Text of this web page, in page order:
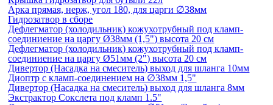
Арка прямая, нерж, угол 180, для царги ∅38мм
Гидрозатвор в сборе
Дефлегматор (холодильник) кожухотрубный под кламп-
соединиение на царгу Ø38мм (1,5") высота 20 см
Дефлегматор (холодильник) кожухотрубный под кламп-
соединиение на царгу Ø51мм (2") высота 20 см
Дивертор (Насадка на смеситель) выход для шланга 10мм
Диоптр с кламп-соединением на ∅38мм 1,5"
Дивертор (Насадка на смеситель) выход для шланга 8мм
Экстрактор Сокслета под кламп 1.5"